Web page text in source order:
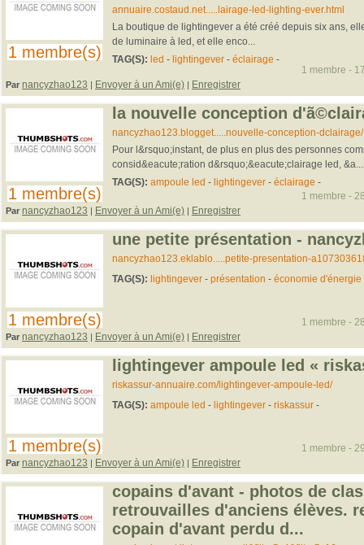
1 membre(s)
annuaire.costaud.net.....lairage-led-lighting-ever.html
La boutique de lightingever a été créé depuis six ans,
de luminaire à led, et elle enco...
TAG(S): led - lightingever- éclairage -
Par nancyzhao123 | Envoyer à un Ami(e) | Enregistrer
1 membre -
1 membre(s)
la nouvelle conception
nancyzhao123.blogget.....nouvelle-conception-dclairage/
Pour l&rsquo;instant, de plus en plus des personnes
consid&eacute;ration d&rsquo;&eacute;clairage led, &a...
TAG(S): ampoule led - lightingever- éclairage -
Par nancyzhao123 | Envoyer à un Ami(e) | Enregistrer
1 membre -
1 membre(s)
une petite présentation -
nancyzhao123.eklablo.....petite-presentation-
TAG(S): lightingever- présentation - économie d'énergie
Par nancyzhao123 | Envoyer à un Ami(e) | Enregistrer
1 membre -
1 membre(s)
lightingever ampoule led «
riskassur-annuaire.com/lightingever-ampoule-led/
TAG(S): ampoule led - lightingever- riskassur-
Par nancyzhao123 | Envoyer à un Ami(e) | Enregistrer
1 membre -
copains d'avant - photos de
retrouvailles d'anciens élèves.
copain d'avant perdu d...